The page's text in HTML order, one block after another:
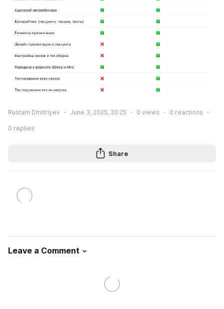
Rustam Dmitriyev June 3, 2025, 20:25 0 views 0 reactions
0 replies
Share
Leave a Comment